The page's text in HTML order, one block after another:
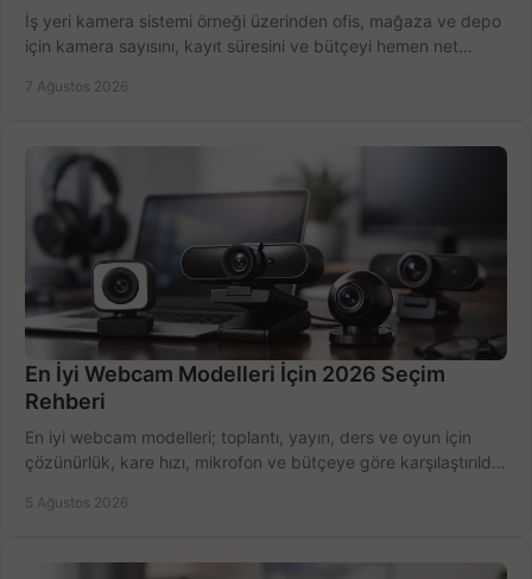
İş yeri kamera sistemi örneği üzerinden ofis, mağaza ve depo
için kamera sayısını, kayıt süresini ve bütçeyi hemen net
7 Ağustos 2026
En İyi Webcam Modelleri İçin 2026 Seçim
Rehberi
En iyi webcam modelleri; toplantı, yayın, ders ve oyun için
çözünürlük, kare hızı, mikrofon ve bütçeye göre karşılaştırıldı.
5 Ağustos 2026